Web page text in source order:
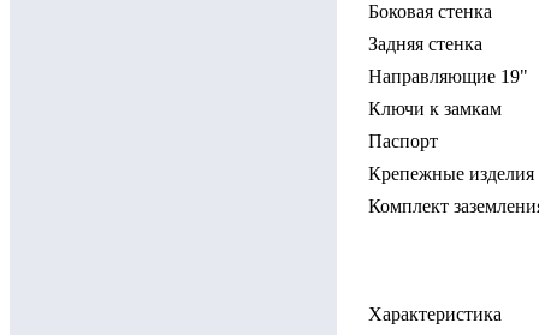
Боковая стенка
Задняя стенка
Направляющие 19"
Ключи к замкам
Паспорт
Крепежные изделия
Комплект
Характеристика